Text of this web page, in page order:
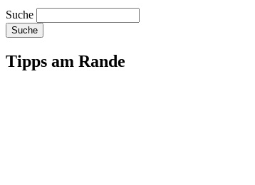
Suche
Tipps am Rande